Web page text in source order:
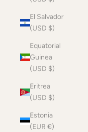
El Salvador
(USD $)
Equatorial
Guinea
(USD $)
Eritrea
(USD $)
Estonia
(EUR €)